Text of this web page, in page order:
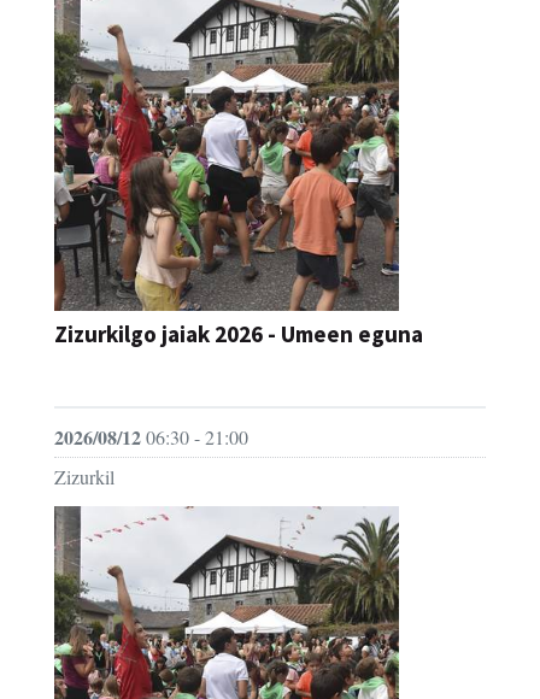
Zizurkilgo jaiak 2026 - Umeen eguna
2026/08/1206:30 - 21:00
Zizurkil